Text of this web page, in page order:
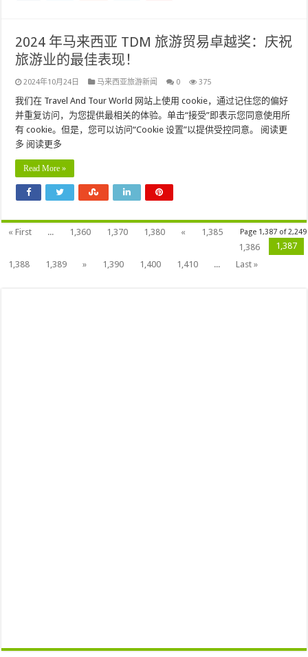
2024 年马来西亚 TDM 旅游贸易卓越奖：庆祝
旅游业的最佳表现！
2024年10月24日 马来西亚旅游新闻 0 375
我们在 Travel And Tour World 网站上使用 cookie，通过记住您的偏好
并重复访问，为您提供最相关的体验。单击“接受”即表示您同意使用所
有 cookie。但是，您可以访问“Cookie 设置”以提供受控同意。 阅读更
多 阅读更多
Read More »
Page 1,387 of 2,249
« First ... 1,360 1,370 1,380 «
1,385
1,386
1,387
1,388
1,389 » 1,390 1,400 1,410 ... Last »